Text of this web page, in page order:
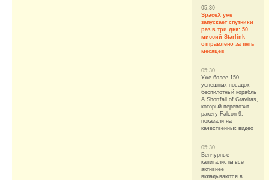
05:30
SpaceX уже
запускает спутники
раз в три дня: 50
миссий Starlink
отправлено за пять
месяцев
05:30
Уже более 150
успешных посадок:
беспилотный корабль
A Shortfall of Gravitas,
который перевозит
ракету Falcon 9,
показали на
качественных видео
05:30
Венчурные
капиталисты всё
активнее
вкладываются в